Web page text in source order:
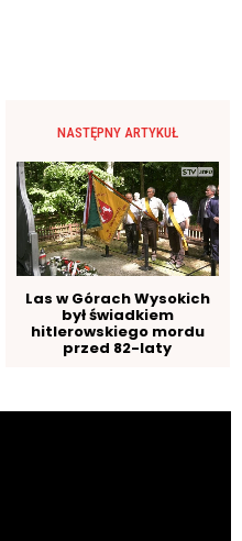
NASTĘPNY ARTYKUŁ
Las w Górach Wysokich
był świadkiem
hitlerowskiego mordu
przed 82-laty